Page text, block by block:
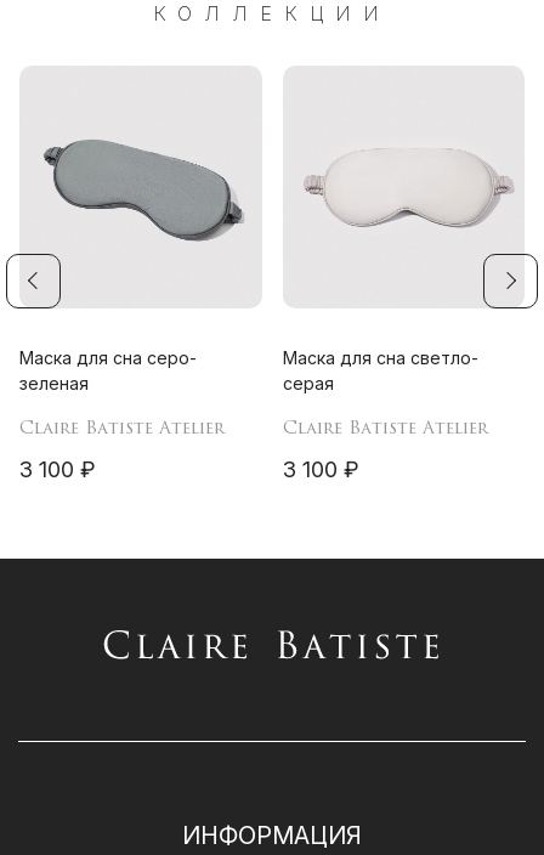
КОЛЛЕКЦИИ
Маска для сна серо-
зеленая
Claire Batiste Atelier
3 100 ₽
Маска для сна светло-
серая
Claire Batiste Atelier
3 100 ₽
ИНФОРМАЦИЯ